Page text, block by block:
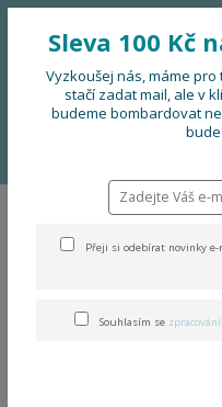
Dámské
Sleva 100 Kč
Vyzkoušej nás, máme
stačí zadat mail, ale v
budeme bombardovat
Přeji si odebírat novinky
Souhlasím se